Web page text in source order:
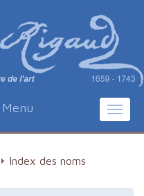
Menu
Index des noms